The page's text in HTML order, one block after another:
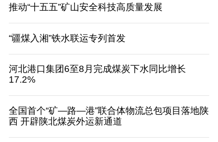
推动“十五五”矿山安全科技高质量发展
“疆煤入湘”铁水联运专列首发
河北港口集团6至8月完成煤炭下水同比增长
17.2%
全国首个“矿—路—港”联合体物流总包项目落地陕
西 开辟陕北煤炭外运新通道